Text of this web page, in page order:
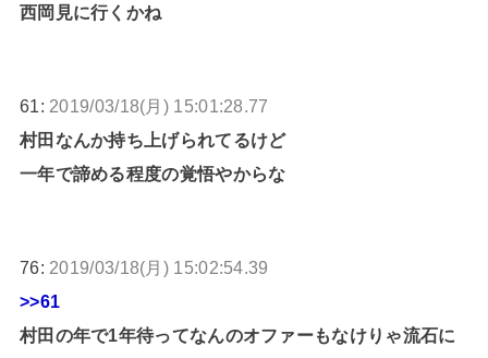
西岡見に行くかね
61: 2019/03/18(月) 15:01:28.77
村田なんか持ち上げられてるけど
一年で諦める程度の覚悟やからな
76: 2019/03/18(月) 15:02:54.39
>>61
村田の年で1年待ってなんのオファーもなけりゃ流石に